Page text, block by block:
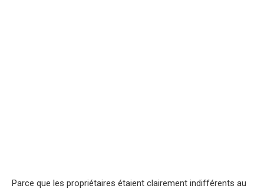
Parce que les propriétaires étaient clairement indifférents au